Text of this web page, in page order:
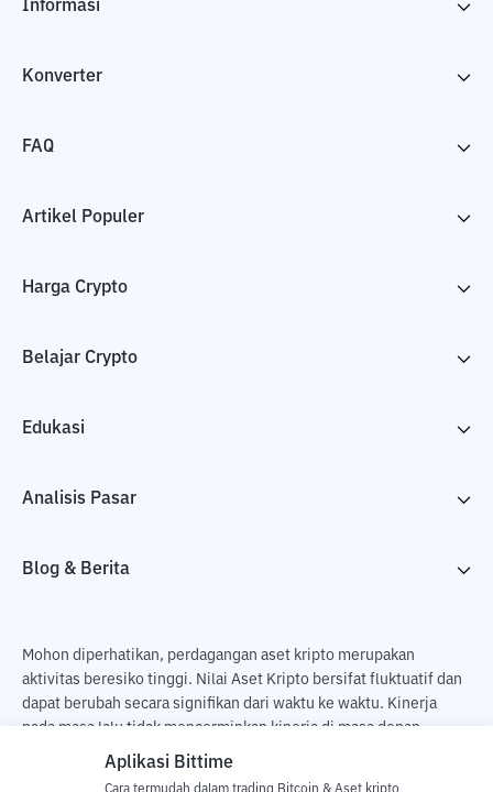
Informasi
Konverter
FAQ
Artikel Populer
Harga Crypto
Belajar Crypto
Edukasi
Analisis Pasar
Blog & Berita
Mohon diperhatikan, perdagangan aset kripto merupakan
aktivitas beresiko tinggi. Nilai Aset Kripto bersifat fluktuatif dan
dapat berubah secara signifikan dari waktu ke waktu. Kinerja
pada masa lalu tidak mencerminkan kinerja di masa depan.
Terdapat risiko kehilangan sebagai dampak dari membeli dan
Aplikasi Bittime